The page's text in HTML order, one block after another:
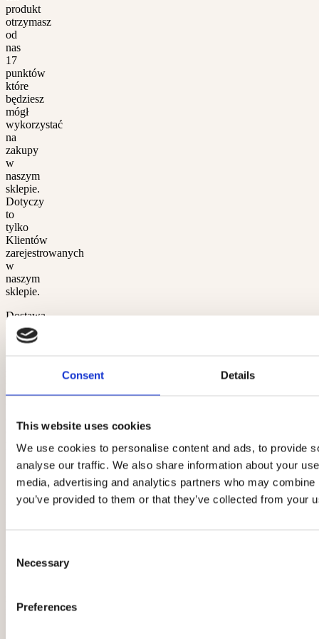
Consent Details
This website uses cookies
We use cookies to personalise content and ads, to provide
analyse our traffic. We also share information about your
media, advertising and analytics partners who may
you’ve provided to them or that they’ve collected from your
Selection
Necessary
Preferences
produkt
otrzymasz
od
nas
17
punktów
które
będziesz
mógł
wykorzystać
na
zakupy
w
naszym
sklepie.
Dotyczy
to
tylko
Klientów
zarejestrowanych
w
naszym
sklepie.
Dostawa
Czas
wysyłki:
formy
oglądanego
produktu: InPost
15,00
Kurier
DPD
paczka